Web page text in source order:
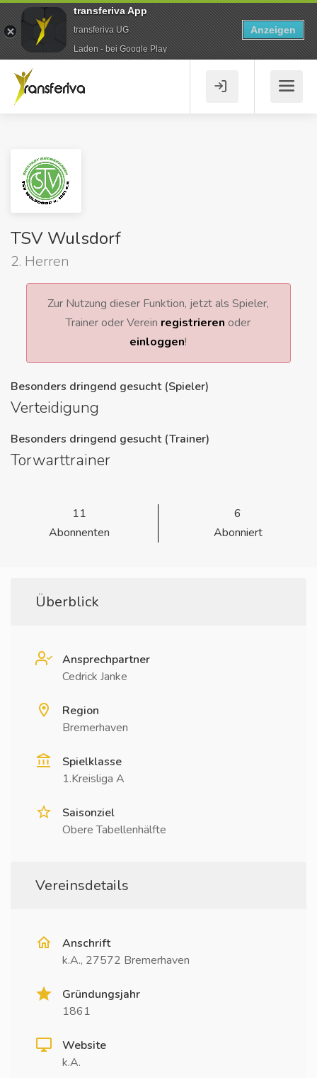
TSV Wulsdorf
2. Herren
Zur Nutzung dieser Funktion, jetzt als Spieler,
Trainer oder Verein registrieren oder
einloggen!
Besonders dringend gesucht (Spieler)
Verteidigung
Besonders dringend gesucht (Trainer)
Torwarttrainer
11
Abonnenten
6
Abonniert
Überblick
Ansprechpartner
Cedrick Janke
Region
Bremerhaven
Spielklasse
1.Kreisliga A
Saisonziel
Obere Tabellenhälfte
Vereinsdetails
Anschrift
k.A., 27572 Bremerhaven
Gründungsjahr
1861
Website
k.A.
transferiva App
transferiva UG
Laden - bei Google Play
Anzeigen